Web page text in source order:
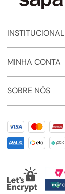
INSTITUCIONAL
MINHA CONTA
SOBRE NÓS